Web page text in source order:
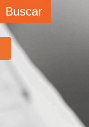
Buscar